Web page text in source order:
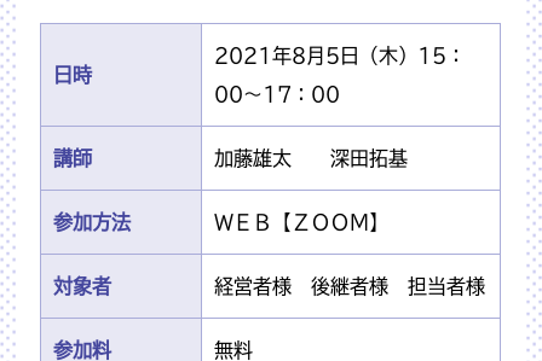
日時
2021年8月5日（木）15：
00～17：00
講師 加藤雄太 深田拓基
参加方法 ＷＥＢ【ＺＯＯＭ】
対象者 経営者様 後継者様 担当者様
参加料 無料